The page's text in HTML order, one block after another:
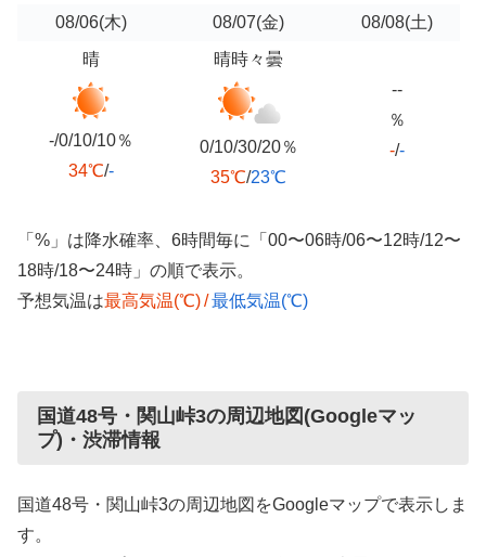
08/06(木) 08/07(金) 08/08(土)
晴
-/0/10/10％
34℃/-
晴時々曇
0/10/30/20％
35℃/23℃
--
％
-/-
「%」は降水確率、6時間毎に「00〜06時/06〜12時/12〜
18時/18〜24時」の順で表示。
予想気温は最高気温(℃)/最低気温(℃)
国道48号・関山峠3の周辺地図(Googleマッ
プ)・渋滞情報
国道48号・関山峠3の周辺地図をGoogleマップで表示しま
す。